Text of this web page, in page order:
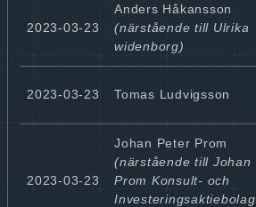
2023-03-23
Anders Håkansson
(närstående till Ulrika
widenborg)
2023-03-23 Tomas Ludvigsson
2023-03-23
Johan Peter Prom
(närstående till Johan
Prom Konsult- och
Investeringsaktiebolag